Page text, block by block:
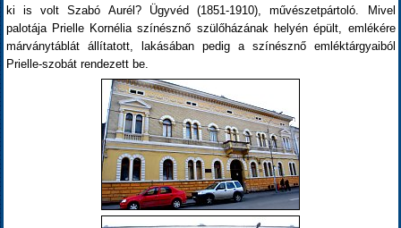
ki is volt Szabó Aurél? Ügyvéd (1851-1910), művészetpártoló. Mivel
palotája Prielle Kornélia színésznő szülőházának helyén épült, emlékére
márványtáblát állítatott, lakásában pedig a színésznő emléktárgyaiból
Prielle-szobát rendezett be.